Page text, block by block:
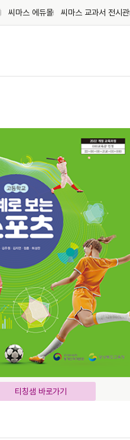
씨마스 에듀몰 씨마스 교과서 전시관
티칭샘 바로가기